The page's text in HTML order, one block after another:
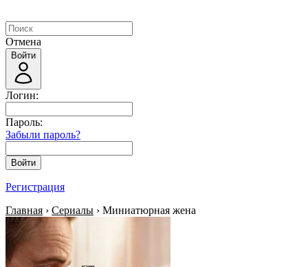
Отмена
Войти
Логин:
Пароль:
Забыли пароль?
Войти
Регистрация
Главная › Сериалы › Миниатюрная жена